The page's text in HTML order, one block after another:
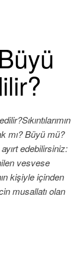
mı? Büyü mü?
edebilirsiniz:
vesvese
kişiyle içinden
musallatı olan